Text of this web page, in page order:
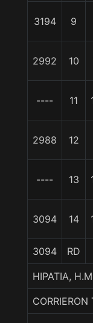
3194 9
2992 10
---- 11
2988 12
---- 13
3094 14
3094 RD
HIPATIA,
CORRIERON